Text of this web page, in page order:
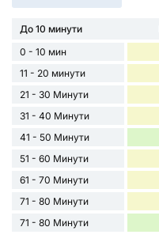
До 10 минути
0 - 10 мин
11 - 20 минути
21 - 30 Минути
31 - 40 Минути
41 - 50 Минути
51 - 60 Минути
61 - 70 Минути
71 - 80 Минути
71 - 80 Минути